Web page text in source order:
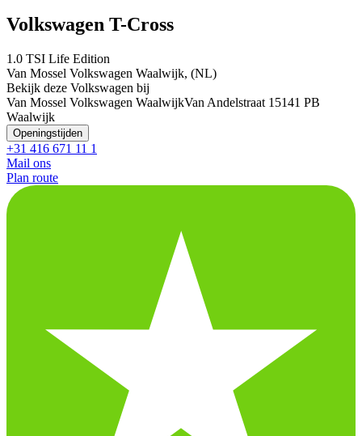
Volkswagen T-Cross
1.0 TSI Life Edition
Van Mossel Volkswagen Waalwijk, (NL)
Bekijk deze Volkswagen bij
Van Mossel Volkswagen WaalwijkVan Andelstraat 1 5141 PB
Waalwijk
Openingstijden
+31 416 671 11 1
Mail ons
Plan route